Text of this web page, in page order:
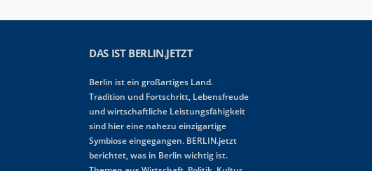
DAS IST BERLIN.JETZT
Berlin ist ein großartiges Land.
Tradition und Fortschritt, Lebensfreude
und wirtschaftliche Leistungsfähigkeit
sind hier eine nahezu einzigartige
Symbiose eingegangen. BERLIN.jetzt
berichtet, was in Berlin wichtig ist.